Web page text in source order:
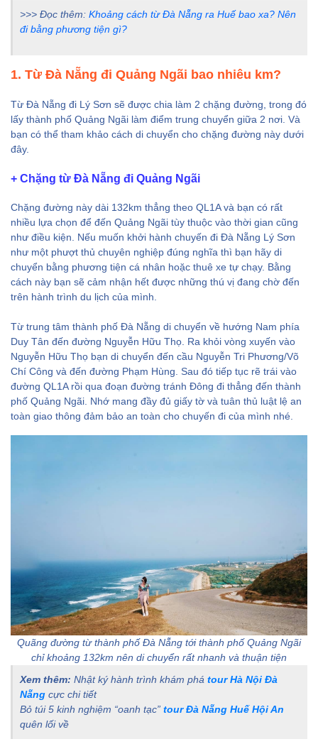
>>> Đọc thêm: Khoảng cách từ Đà Nẵng ra Huế bao xa? Nên
đi bằng phương tiện gì?
1. Từ Đà Nẵng đi Quảng Ngãi bao nhiêu km?
Từ Đà Nẵng đi Lý Sơn sẽ được chia làm 2 chặng đường, trong đó
lấy thành phố Quảng Ngãi làm điểm trung chuyển giữa 2 nơi. Và
bạn có thể tham khảo cách di chuyển cho chặng đường này dưới
đây.
+ Chặng từ Đà Nẵng đi Quảng Ngãi
Chặng đường này dài 132km thẳng theo QL1A và bạn có rất
nhiều lựa chọn để đến Quảng Ngãi tùy thuộc vào thời gian cũng
như điều kiện. Nếu muốn khởi hành chuyến đi Đà Nẵng Lý Sơn
như một phượt thủ chuyên nghiệp đúng nghĩa thì bạn hãy di
chuyển bằng phương tiện cá nhân hoặc thuê xe tự chạy. Bằng
cách này bạn sẽ cảm nhận hết được những thú vị đang chờ đến
trên hành trình du lịch của mình.
Từ trung tâm thành phố Đà Nẵng di chuyển về hướng Nam phía
Duy Tân đến đường Nguyễn Hữu Thọ. Ra khỏi vòng xuyến vào
Nguyễn Hữu Thọ bạn di chuyển đến cầu Nguyễn Tri Phương/Võ
Chí Công và đến đường Phạm Hùng. Sau đó tiếp tục rẽ trái vào
đường QL1A rồi qua đoạn đường tránh Đông đi thẳng đến thành
phố Quảng Ngãi. Nhớ mang đầy đủ giấy tờ và tuân thủ luật lệ an
toàn giao thông đảm bảo an toàn cho chuyến đi của mình nhé.
Quãng đường từ thành phố Đà Nẵng tới thành phố Quảng Ngãi
chỉ khoảng 132km nên di chuyển rất nhanh và thuận tiện
Xem thêm: Nhật ký hành trình khám phá tour Hà Nội Đà
Nẵng cực chi tiết
Bỏ túi 5 kinh nghiệm “oanh tạc” tour Đà Nẵng Huế Hội An
quên lối về